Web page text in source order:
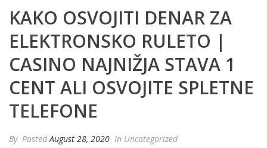
KAKO OSVOJITI DENAR ZA
ELEKTRONSKO RULETO |
CASINO NAJNIŽJA STAVA 1
CENT ALI OSVOJITE SPLETNE
TELEFONE
By PostedAugust 28, 2020 In Uncategorized